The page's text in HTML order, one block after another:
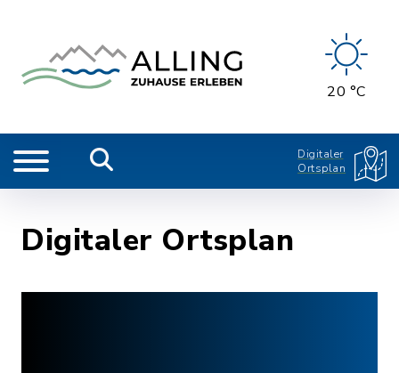
20 °C
Digitaler
Ortsplan
Digitaler Ortsplan